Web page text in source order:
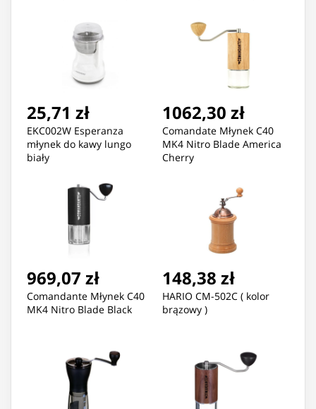
25,71 zł
EKC002W Esperanza
młynek do kawy lungo
biały
1062,30 zł
Comandate Młynek C40
MK4 Nitro Blade America
Cherry
969,07 zł
Comandante Młynek C40
MK4 Nitro Blade Black
148,38 zł
HARIO CM-502C ( kolor
brązowy )